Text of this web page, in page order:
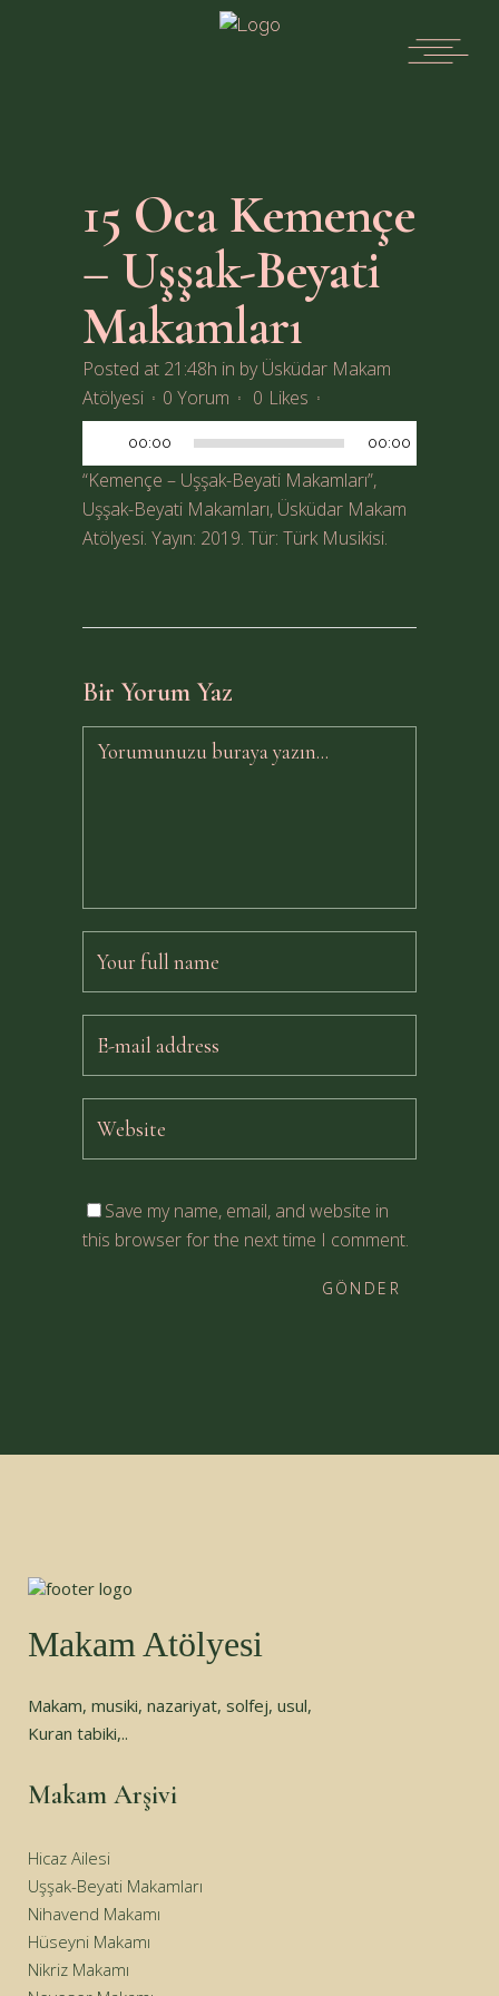
15 OcaKemençe
– Uşşak-Beyati
Makamları
Posted at 21:48h in byÜsküdar Makam
Atölyesi
0 Yorum 0 Likes
00:00 00:00
“Kemençe – Uşşak-Beyati Makamları”,
Uşşak-Beyati Makamları, Üsküdar Makam
Atölyesi. Yayın: 2019. Tür: Türk Musikisi.
Bir Yorum Yaz
Save my name, email, and website in
this browser for the next time I comment.
Makam Atölyesi
Makam, musiki, nazariyat, solfej, usul,
Kuran tabiki,..
Makam Arşivi
Hicaz Ailesi
Uşşak-Beyati Makamları
Nihavend Makamı
Hüseyni Makamı
Nikriz Makamı